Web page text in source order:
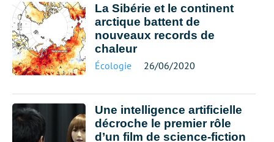
La Sibérie et le continent
arctique battent de
nouveaux records de
chaleur
Écologie 26/06/2020
Une intelligence artificielle
décroche le premier rôle
d’un film de science-fiction